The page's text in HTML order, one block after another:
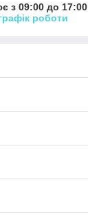
з 09:00 до 17:00
роботи